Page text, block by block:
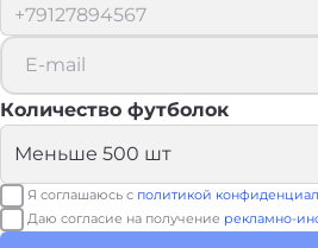
Количество футболок
Я соглашаюсь с политикой
Даю согласие на получение рекламно-